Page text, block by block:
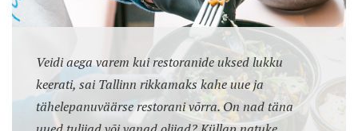
Veidi aega varem kui restoranide uksed lukku
keerati, sai Tallinn rikkamaks kahe uue ja
tähelepanuväärse restorani võrra. On nad täna